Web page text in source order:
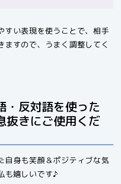
すい表現を使うことで、相手
ますので、うまく調整してく
・反対語を使った
抜きにご使用くだ
自身も笑顔＆ポジティブな気
も嬉しいです♪